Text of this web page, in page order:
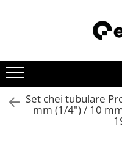
Set chei tubulare
mm (1/4") / 10